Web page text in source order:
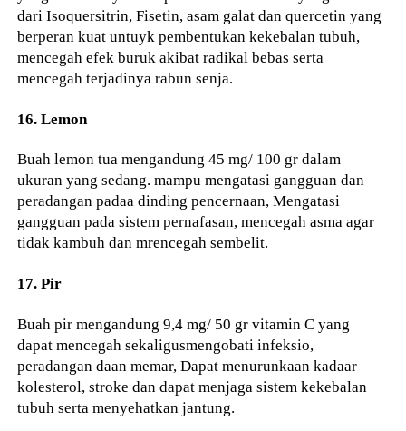
dari Isoquersitrin, Fisetin, asam galat dan quercetin yang
berperan kuat untuyk pembentukan kekebalan tubuh,
mencegah efek buruk akibat radikal bebas serta
mencegah terjadinya rabun senja.
16. Lemon
Buah lemon tua mengandung 45 mg/ 100 gr dalam
ukuran yang sedang. mampu mengatasi gangguan dan
peradangan padaa dinding pencernaan, Mengatasi
gangguan pada sistem pernafasan, mencegah asma agar
tidak kambuh dan mrencegah sembelit.
17. Pir
Buah pir mengandung 9,4 mg/ 50 gr vitamin C yang
dapat mencegah sekaligusmengobati infeksio,
peradangan daan memar, Dapat menurunkaan kadaar
kolesterol, stroke dan dapat menjaga sistem kekebalan
tubuh serta menyehatkan jantung.